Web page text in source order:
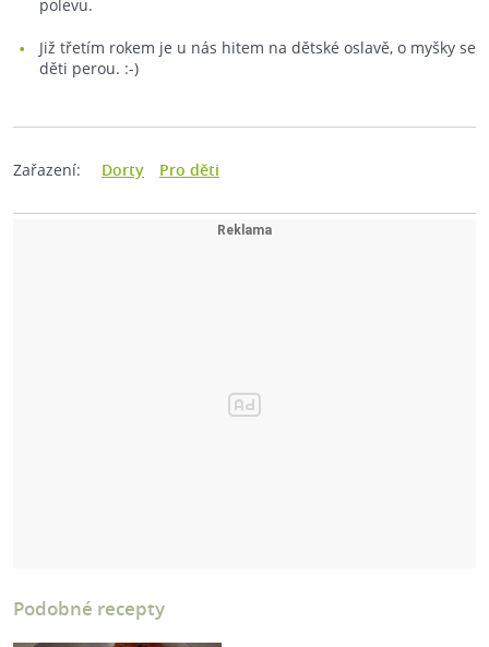
polevu.
Již třetím rokem je u nás hitem na dětské oslavě, o myšky se
děti perou. :-)
Zařazení: Dorty Pro děti
Podobné recepty